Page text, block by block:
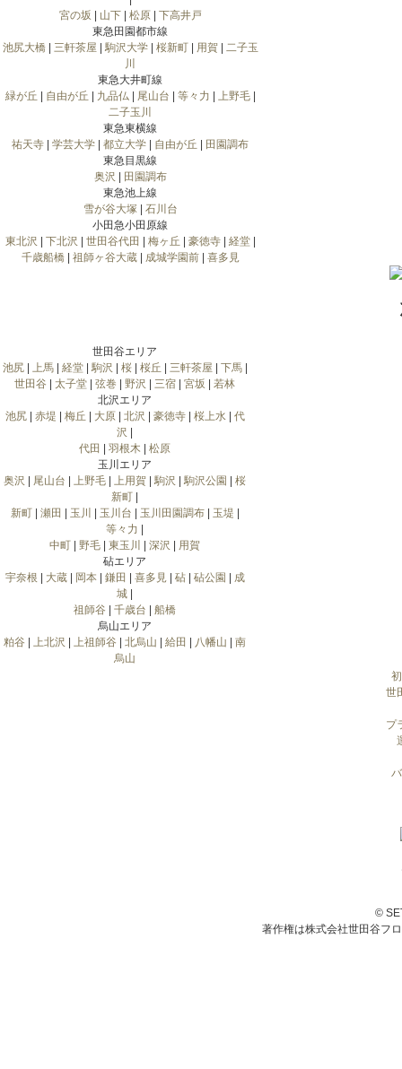
宮の坂
山下| 松原| 下高井戸
東急田園都市線
池尻大橋| 三軒茶屋 駒沢大学| 桜新町| 用賀| 二子玉
川
東急大井町線
緑が丘
自由が丘 九品仏| 尾山台 等々力 上野毛|
二子玉川
東急東横線
祐天寺
学芸大学 都立大学 自由が丘
田園調布
東急目黒線
奥沢
田園調布
東急池上線
雪が谷大塚| 石川台
小田急小田原線
東北沢
下北沢 世田谷代田 梅ヶ丘 豪徳寺| 経堂|
千歳船橋| 祖師ヶ谷大蔵| 成城学園前| 喜多見
世田谷エリア
池尻| 上馬| 経堂| 駒沢 桜| 桜丘 三軒茶屋 下馬|
世田谷
太子堂 弦巻 野沢 三宿 宮坂
若林
北沢エリア
池尻| 赤堤 梅丘 大原| 北沢 豪徳寺| 桜上水| 代
沢
代田
羽根木
松原
玉川エリア
奥沢
尾山台 上野毛 上用賀 駒沢 駒沢公園
桜
新町
新町| 瀬田 玉川 玉川台 玉川田園調布| 玉堤
等々力
中町
野毛 東玉川 深沢
用賀
砧エリア
宇奈根
大蔵| 岡本| 鎌田 喜多見| 砧| 砧公園
成
城
祖師谷
千歳台
船橋
烏山エリア
粕谷
上北沢 上祖師谷 北烏山 給田 八幡山
南
烏山
世
プ
©
著作権は株式会社世田谷フ